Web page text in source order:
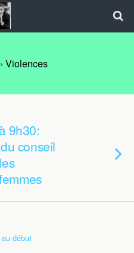
Violences
9h30:
conseil
début